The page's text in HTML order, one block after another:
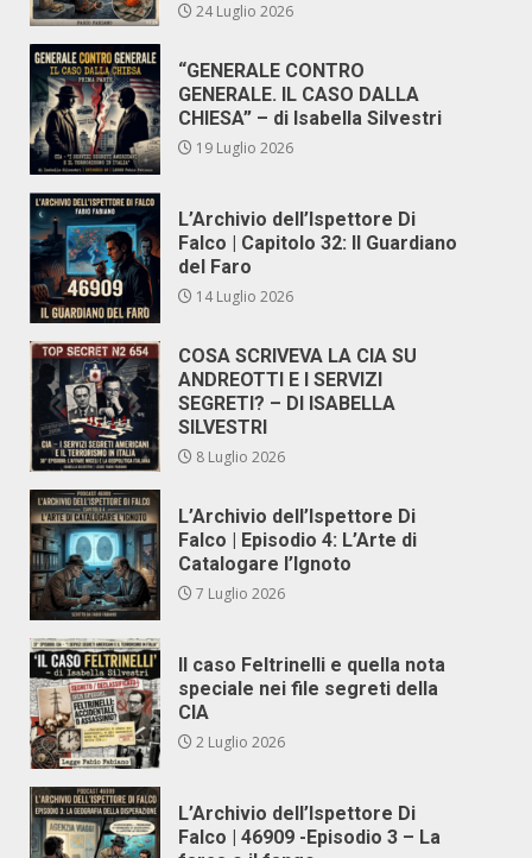
24 Luglio 2026
“GENERALE CONTRO
GENERALE. IL CASO DALLA
CHIESA” – di Isabella Silvestri
19 Luglio 2026
L’Archivio dell’Ispettore Di
Falco | Capitolo 32: Il Guardiano
del Faro
14 Luglio 2026
COSA SCRIVEVA LA CIA SU
ANDREOTTI E I SERVIZI
SEGRETI? – DI ISABELLA
SILVESTRI
8 Luglio 2026
L’Archivio dell’Ispettore Di
Falco | Episodio 4: L’Arte di
Catalogare l’Ignoto
7 Luglio 2026
Il caso Feltrinelli e quella nota
speciale nei file segreti della
CIA
2 Luglio 2026
L’Archivio dell’Ispettore Di
Falco | 46909 -Episodio 3 – La